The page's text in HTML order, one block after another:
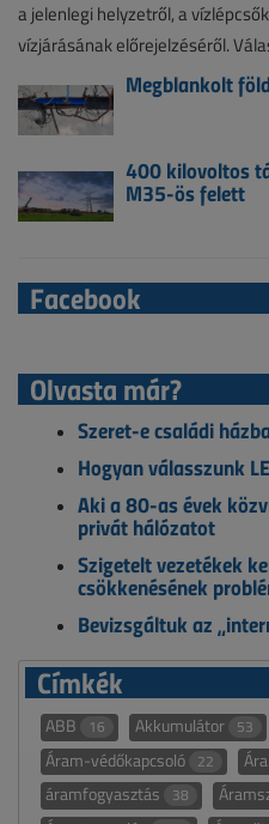
a jelenlegi helyzetről, a
vízjárásának előrejelzéséről.
Megblankolt
400 kilovoltos
M35-ös felett
Facebook
Olvasta már?
Szeret-e családi
Hogyan válasszunk
Aki a 80-as évek
privát hálózatot
Szigetelt vezetékek
csökkenésének
Bevizsgáltuk az
Címkék
ABB 16 Akkumulátor 53
Áram-védőkapcsoló 22
áramfogyasztás 38